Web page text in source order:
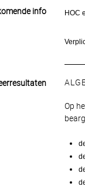
info HOC
Op